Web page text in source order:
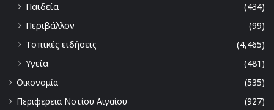
Παιδεία
(434)
Περιβάλλον
(99)
Τοπικές ειδήσεις
(4,465)
Υγεία
(481)
Οικονομία
(535)
Περιφερεια Νοτίου Αιγαίου
(927)